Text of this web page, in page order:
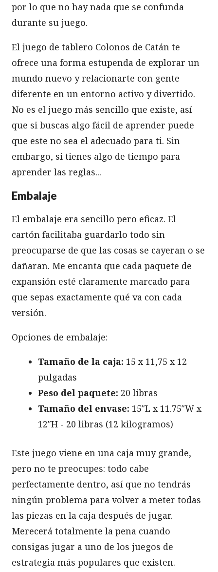
por lo que no hay nada que se confunda
durante su juego.
El juego de tablero Colonos de Catán te
ofrece una forma estupenda de explorar un
mundo nuevo y relacionarte con gente
diferente en un entorno activo y divertido.
No es el juego más sencillo que existe, así
que si buscas algo fácil de aprender puede
que este no sea el adecuado para ti. Sin
embargo, si tienes algo de tiempo para
aprender las reglas...
Embalaje
El embalaje era sencillo pero eficaz. El
cartón facilitaba guardarlo todo sin
preocuparse de que las cosas se cayeran o se
dañaran. Me encanta que cada paquete de
expansión esté claramente marcado para
que sepas exactamente qué va con cada
versión.
Opciones de embalaje:
Tamaño de la caja: 15 x 11,75 x 12
pulgadas
Peso del paquete: 20 libras
Tamaño del envase: 15″L x 11.75″W x
12″H - 20 libras (12 kilogramos)
Este juego viene en una caja muy grande,
pero no te preocupes: todo cabe
perfectamente dentro, así que no tendrás
ningún problema para volver a meter todas
las piezas en la caja después de jugar.
Merecerá totalmente la pena cuando
consigas jugar a uno de los juegos de
estrategia más populares que existen.